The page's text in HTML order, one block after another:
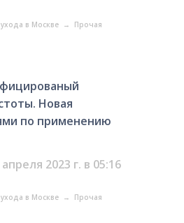
в Москве → Прочая
Новая
по применению
апреля 2023 г. в 05:16
в Москве → Прочая